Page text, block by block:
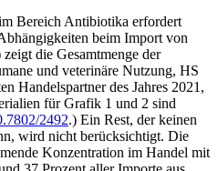
Be­reich Antibiotika erfordert
beim Import von
zeigt die Gesamtmenge der
und veterinäre Nut­zung, HS
Handelspartner des Jahres 2021,
für Grafik 1 und 2 sind
2492.) Ein Rest, der keinen
wird nicht berücksichtigt. Die
Konzentration im Handel mit